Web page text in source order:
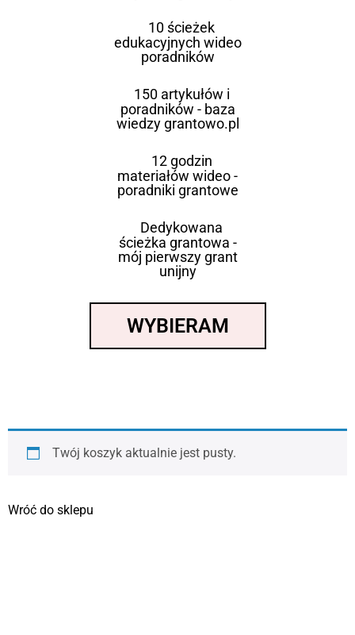
10 ścieżek
edukacyjnych wideo
poradników
150 artykułów i
poradników - baza
wiedzy grantowo.pl
12 godzin
materiałów wideo -
poradniki grantowe
Dedykowana
ścieżka grantowa -
mój pierwszy grant
unijny
WYBIERAM
Twój koszyk aktualnie jest pusty.
Wróć do sklepu